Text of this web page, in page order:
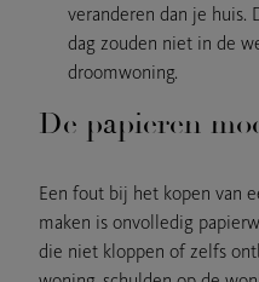
veranderen dan je
dag zouden niet in de
droomwoning.
De papieren
Een fout bij het kopen van
maken is onvolledig
die niet kloppen of zelfs